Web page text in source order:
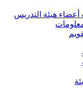
هيئة التدريس